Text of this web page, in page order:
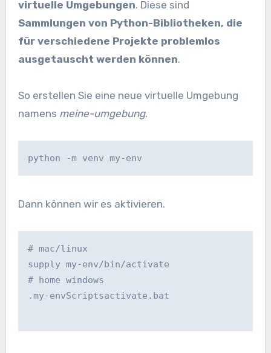
virtuelle Umgebungen. Diese sind
Sammlungen von Python-Bibliotheken, die
für verschiedene Projekte problemlos
ausgetauscht werden können.
So erstellen Sie eine neue virtuelle Umgebung
namens meine-umgebung.
python -m venv my-env
Dann können wir es aktivieren.
# mac/linux
supply my-env/bin/activate
# home windows
.my-envScriptsactivate.bat